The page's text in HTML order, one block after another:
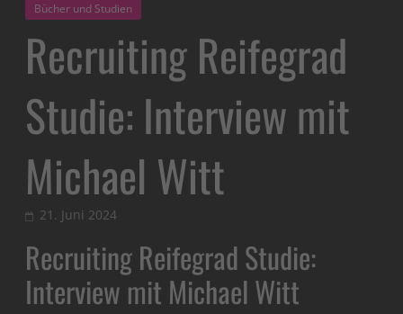
Bücher und Studien
Recruiting Reifegrad
Studie: Interview mit
Michael Witt
21. Juni 2024
Recruiting Reifegrad Studie:
Interview mit Michael Witt